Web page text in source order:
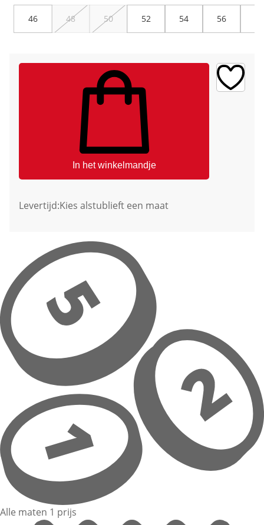
46 48 50 52 54 56
In het winkelmandje
Levertijd:Kies alstublieft een maat
Alle maten 1 prijs